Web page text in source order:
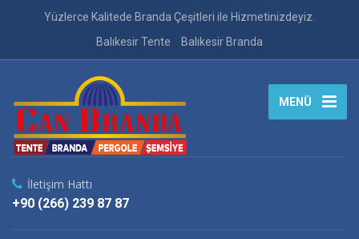
Yüzlerce Kalitede Branda Çeşitleri ile Hizmetinizdeyiz.
Balıkesir Tente
Balıkesir Branda
MENÜ
İletişim Hattı
+90 (266) 239 87 87